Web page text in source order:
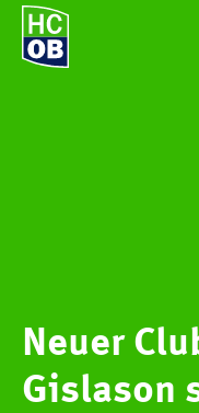
Neuer
Gislason